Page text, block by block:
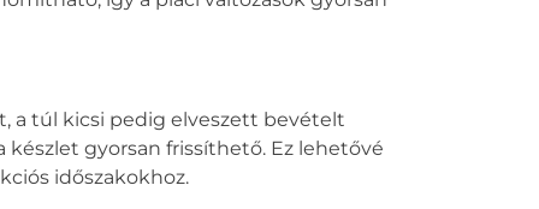
a túl kicsi pedig elveszett bevételt
gyorsan frissíthető. Ez lehetővé
időszakokhoz.